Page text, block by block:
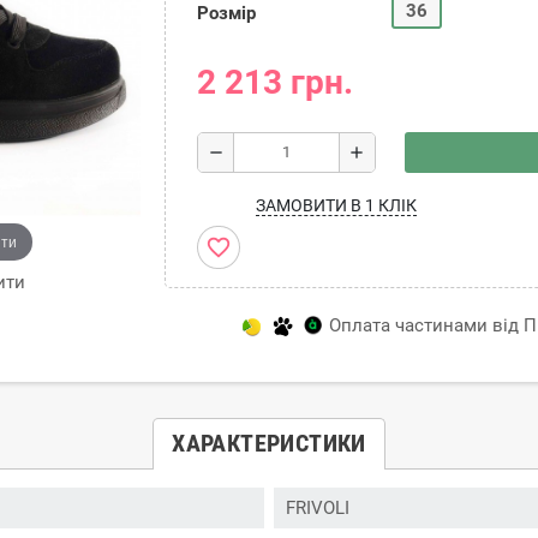
Розмір 36
2 213 грн.
remove add
ЗАМОВИТИ В 1 КЛІК
favorite_border
Оплата частинами від
ХАРАКТЕРИСТИКИ
FRIVOLI